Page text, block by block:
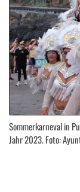
Sommerkarneval in
Jahr 2023. Foto: